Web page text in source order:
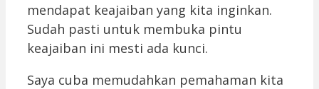
mendapat keajaiban yang kita inginkan.
Sudah pasti untuk membuka pintu
keajaiban ini mesti ada kunci.
Saya cuba memudahkan pemahaman kita